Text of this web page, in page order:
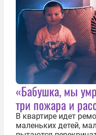
«Бабушка, мы
три пожара и
В квартире идет
маленьких детей,